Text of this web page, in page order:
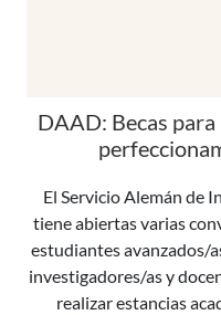
DAAD: Becas
El Servicio Alemán de
tiene abiertas varias
estudiantes avanzados/
investigadores/as y
realizar estancias